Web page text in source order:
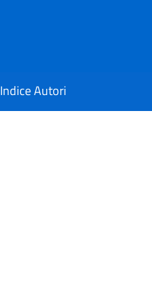
Indice Autori